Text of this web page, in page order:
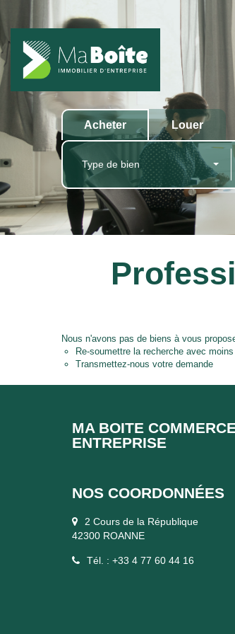
Acheter Louer
Type de bien
Nous n'avons pas de biens à vous
Re-soumettre la recherche avec moins
Transmettez-nous votre demande
MA BOITE
ENTREPRISE
NOS COORDONNÉES
2 Cours de la République
42300 ROANNE
Tél. : +33 4 77 60 44 16